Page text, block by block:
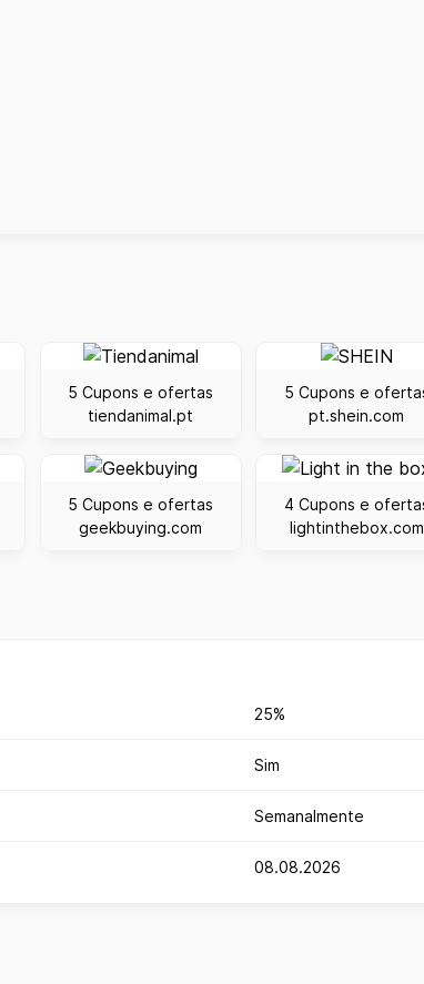
5 Cupons e ofertas
tiendanimal.pt
5 Cupons e
pt.shein.com
5 Cupons e ofertas
geekbuying.com
4 Cupons e
lightinthebox.com
25%
Sim
Semanalmente
08.08.2026